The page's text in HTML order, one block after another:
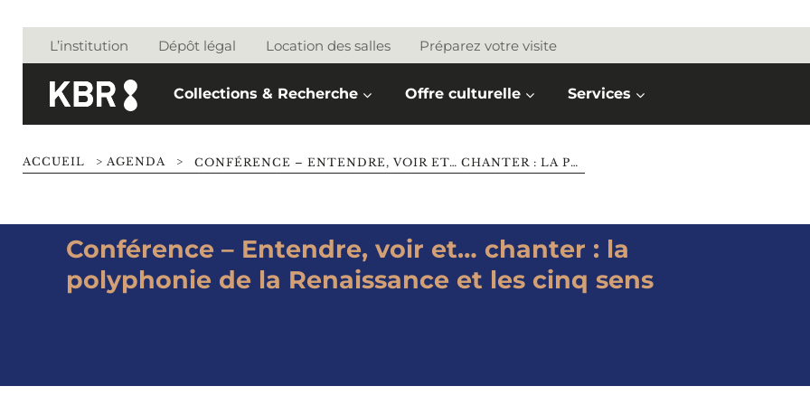
L’institution Dépôt légal Location des salles Préparez votre visite
Collections & Recherche Offre culturelle Services
ACCUEIL > AGENDA > CONFÉRENCE – ENTENDRE, VOIR ET… CHANTER : LA POLYPHONIE DE LA RENAISSANCE ET LES CINQ SENS
Conférence – Entendre, voir et… chanter : la
polyphonie de la Renaissance et les cinq sens